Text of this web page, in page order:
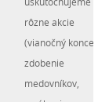
rôzne akcie
(vianočný koncert,
zdobenie
medovníkov,